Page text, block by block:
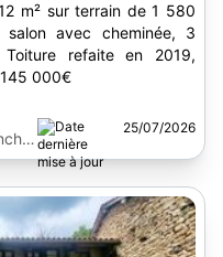
m² sur terrain de 1 580
avec cheminée, 3
refaite en 2019,
000€
25/07/2026